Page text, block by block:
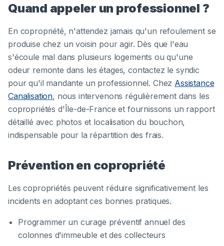
Quand appeler un professionnel ?
En copropriété, n'attendez jamais qu'un refoulement se
produise chez un voisin pour agir. Dès que l'eau
s'écoule mal dans plusieurs logements ou qu'une
odeur remonte dans les étages, contactez le syndic
pour qu'il mandante un professionnel. Chez Assistance
Canalisation, nous intervenons régulièrement dans les
copropriétés d'Île-de-France et fournissons un rapport
détaillé avec photos et localisation du bouchon,
indispensable pour la répartition des frais.
Prévention en copropriété
Les copropriétés peuvent réduire significativement les
incidents en adoptant ces bonnes pratiques.
Programmer un curage préventif annuel des
colonnes d'immeuble et des collecteurs